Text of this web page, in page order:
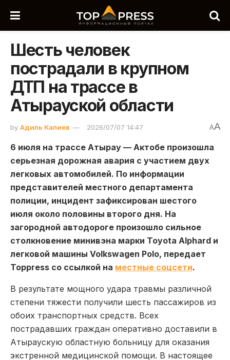
Шесть человек
пострадали в крупном
ДТП на трассе в
Атырауской области
by Адиль Калиев 2026/07/07 14:47 AA
6 июля на трассе Атырау — Актобе произошла
серьезная дорожная авария с участием двух
легковых автомобилей. По информации
представителей местного департамента
полиции, инцидент зафиксирован шестого
июля около половины второго дня. На
загородной автодороге произошло сильное
столкновение минивэна марки Toyota Alphard и
легковой машины Volkswagen Polo, передает
Toppress со ссылкой на местные соцсети.
В результате мощного удара травмы различной
степени тяжести получили шесть пассажиров из
обоих транспортных средств. Всех
пострадавших граждан оперативно доставили в
Атыраускую областную больницу для оказания
экстренной медицинской помощи. В настоящее